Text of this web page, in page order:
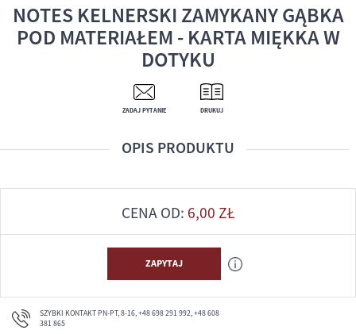
NOTES KELNERSKI ZAMYKANY GĄBKA
POD MATERIAŁEM - KARTA MIĘKKA W
DOTYKU
ZADAJ PYTANIE DRUKUJ
OPIS PRODUKTU
CENA OD: 6,00 ZŁ
ZAPYTAJ
SZYBKI KONTAKT PN-PT, 8-16, +48 698 291 992, +48 608
381 865